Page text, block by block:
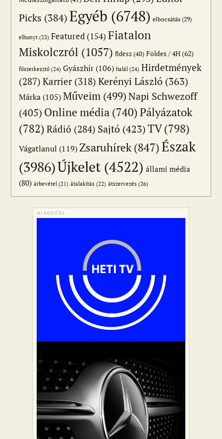
Picks (384)Egyéb (6748) elbocsátás (29)
elhunyt (23) Featured (154) Fiatalon
Miskolczról (1057) fidesz(40) Földes / 4H(62)
főszerkesztő (24) Gyászhír (106) halál (24) Hirdetmények
(287) Karrier(318) Kerényi László (363)
Márka (105) Műveim (499)Napi Schwezoff
(405) Online média (740)Pályázatok
(782) Rádió (284) Sajtó (423)TV(798)
Vágatlanul (119)Zsaruhírek(847)Észak
(3986)Újkelet (4522) állami média
(80) árbevétel (21) átalakítás (22) átszervezés (26)
HIRDETÉS